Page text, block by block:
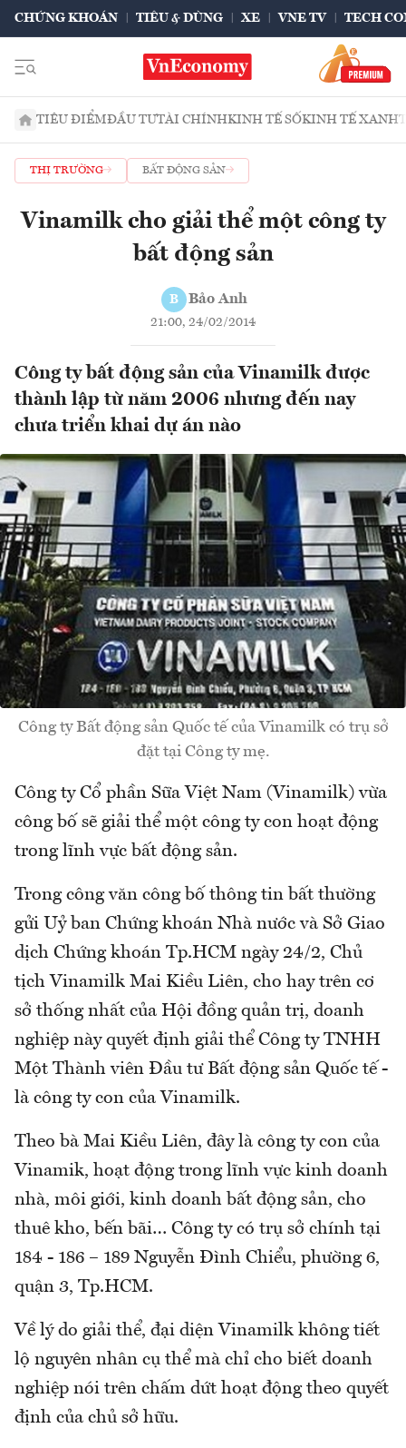
CHỨNG KHOÁN TIÊU & DÙNG XE VNE TV TECH
TIÊU ĐIỂMĐẦU TƯTÀI CHÍNHKINH TẾ SỐKINH TẾ XANH
THỊ TRƯỜNG BẤT ĐỘNG SẢN
Vinamilk cho giải thể một công ty
bất động sản
B Bảo Anh
21:00, 24/02/2014
Công ty bất động sản của Vinamilk được
thành lập từ năm 2006 nhưng đến nay
chưa triển khai dự án nào
Công ty Bất động sản Quốc tế của Vinamilk có trụ sở
đặt tại Công ty mẹ.
Công ty Cổ phần Sữa Việt Nam (Vinamilk) vừa
công bố sẽ giải thể một công ty con hoạt động
trong lĩnh vực bất động sản.
Trong công văn công bố thông tin bất thường
gửi Uỷ ban Chứng khoán Nhà nước và Sở Giao
dịch Chứng khoán Tp.HCM ngày 24/2, Chủ
tịch Vinamilk Mai Kiều Liên, cho hay trên cơ
sở thống nhất của Hội đồng quản trị, doanh
nghiệp này quyết định giải thể Công ty TNHH
Một Thành viên Đầu tư Bất động sản Quốc tế -
là công ty con của Vinamilk.
Theo bà Mai Kiều Liên, đây là công ty con của
Vinamik, hoạt động trong lĩnh vực kinh doanh
nhà, môi giới, kinh doanh bất động sản, cho
thuê kho, bến bãi… Công ty có trụ sở chính tại
184 - 186 – 189 Nguyễn Đình Chiểu, phường 6,
quận 3, Tp.HCM.
Về lý do giải thể, đại diện Vinamilk không tiết
lộ nguyên nhân cụ thể mà chỉ cho biết doanh
nghiệp nói trên chấm dứt hoạt động theo quyết
định của chủ sở hữu.